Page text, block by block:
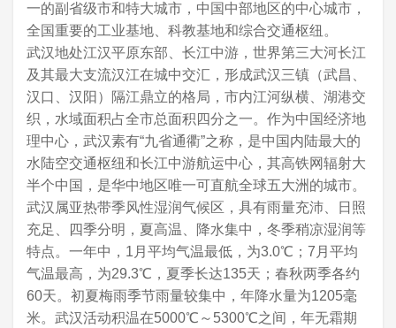
一的副省级市和特大城市，中国中部地区的中心城市，
全国重要的工业基地、科教基地和综合交通枢纽。
武汉地处江汉平原东部、长江中游，世界第三大河长江
及其最大支流汉江在城中交汇，形成武汉三镇（武昌、
汉口、汉阳）隔江鼎立的格局，市内江河纵横、湖港交
织，水域面积占全市总面积四分之一。作为中国经济地
理中心，武汉素有“九省通衢”之称，是中国内陆最大的
水陆空交通枢纽和长江中游航运中心，其高铁网辐射大
半个中国，是华中地区唯一可直航全球五大洲的城市。
武汉属亚热带季风性湿润气候区，具有雨量充沛、日照
充足、四季分明，夏高温、降水集中，冬季稍凉湿润等
特点。一年中，1月平均气温最低，为3.0℃；7月平均
气温最高，为29.3℃，夏季长达135天；春秋两季各约
60天。初夏梅雨季节雨量较集中，年降水量为1205毫
米。武汉活动积温在5000℃～5300℃之间，年无霜期